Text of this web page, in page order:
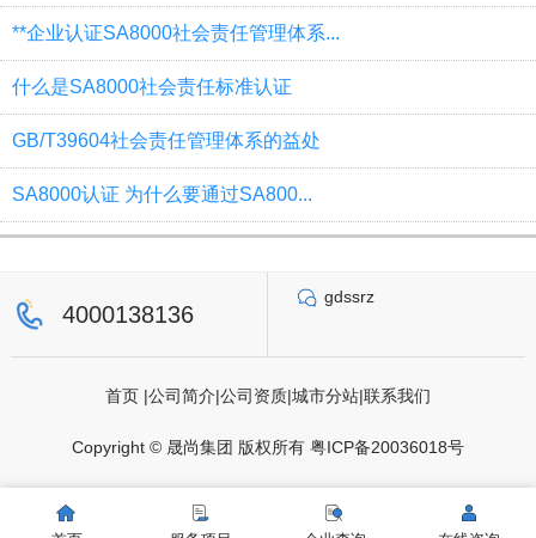
**企业认证SA8000社会责任管理体系...
什么是SA8000社会责任标准认证
GB/T39604社会责任管理体系的益处
SA8000认证 为什么要通过SA800...
4000138136
gdssrz
首页 |公司简介|公司资质|城市分站|联系我们
Copyright © 晟尚集团 版权所有 粤ICP备20036018号